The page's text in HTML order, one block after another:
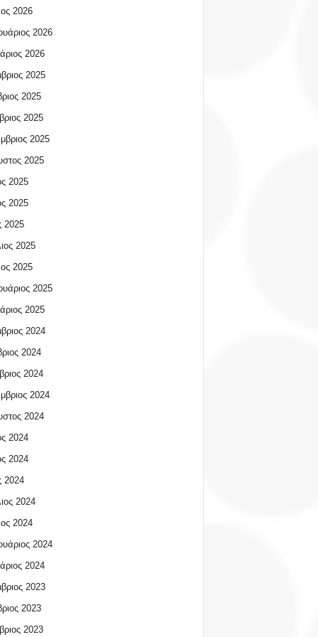
2026
2026
2026
2025
2025
2025
2025
2025
2025
2025
2025
2025
2025
2025
2025
2024
2024
2024
2024
2024
2024
2024
2024
2024
2024
2024
2024
2023
2023
2023